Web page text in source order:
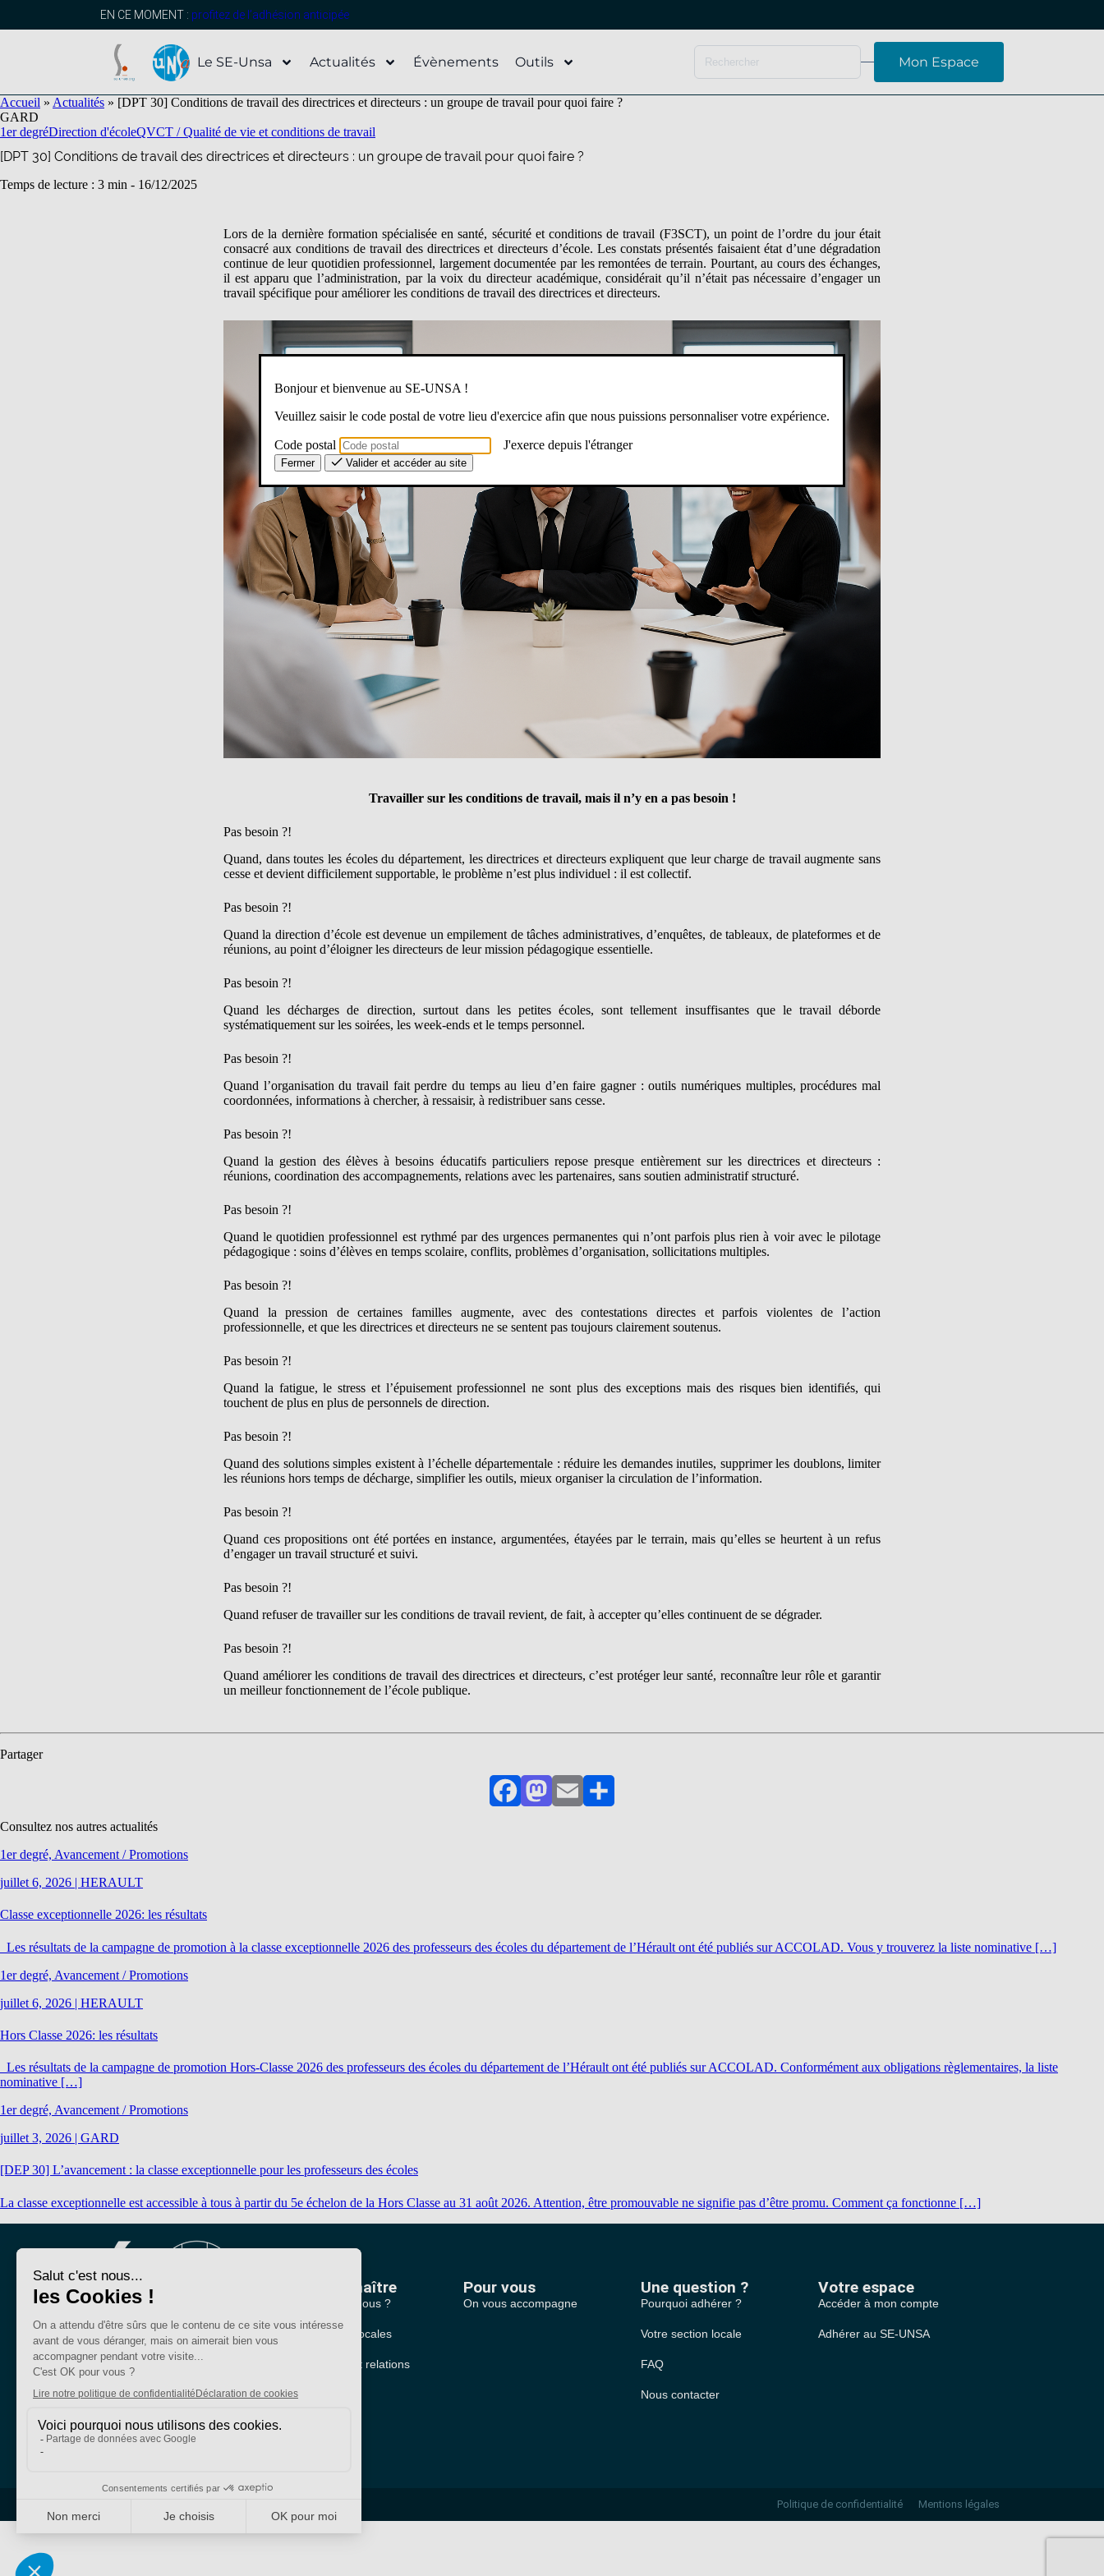
EN CE MOMENT : profitez de l’adhésion anticipée
Le SE-Unsa Actualités Évènements Outils Mon Espace
Accueil » Actualités » [DPT 30] Conditions de travail des directrices et directeurs : un groupe de travail pour quoi faire ?
GARD
1er degréDirection d'écoleQVCT / Qualité de vie et conditions de travail
[DPT 30] Conditions de travail des directrices et directeurs : un groupe de travail pour quoi faire ?
Temps de lecture : 3 min - 16/12/2025
Lors de la dernière formation spécialisée en santé, sécurité et conditions de travail (F3SCT), un point de l’ordre du jour était
consacré aux conditions de travail des directrices et directeurs d’école. Les constats présentés faisaient état d’une dégradation
continue de leur quotidien professionnel, largement documentée par les remontées de terrain. Pourtant, au cours des échanges,
il est apparu que l’administration, par la voix du directeur académique, considérait qu’il n’était pas nécessaire d’engager un
travail spécifique pour améliorer les conditions de travail des directrices et directeurs.
Travailler sur les conditions de travail, mais il n’y en a pas besoin !
Pas besoin ?!
Quand, dans toutes les écoles du département, les directrices et directeurs expliquent que leur charge de travail augmente sans
cesse et devient difficilement supportable, le problème n’est plus individuel : il est collectif.
Pas besoin ?!
Quand la direction d’école est devenue un empilement de tâches administratives, d’enquêtes, de tableaux, de plateformes et de
réunions, au point d’éloigner les directeurs de leur mission pédagogique essentielle.
Pas besoin ?!
Quand les décharges de direction, surtout dans les petites écoles, sont tellement insuffisantes que le travail déborde
systématiquement sur les soirées, les week-ends et le temps personnel.
Pas besoin ?!
Quand l’organisation du travail fait perdre du temps au lieu d’en faire gagner : outils numériques multiples, procédures mal
coordonnées, informations à chercher, à ressaisir, à redistribuer sans cesse.
Pas besoin ?!
Quand la gestion des élèves à besoins éducatifs particuliers repose presque entièrement sur les directrices et directeurs :
réunions, coordination des accompagnements, relations avec les partenaires, sans soutien administratif structuré.
Pas besoin ?!
Quand le quotidien professionnel est rythmé par des urgences permanentes qui n’ont parfois plus rien à voir avec le pilotage
pédagogique : soins d’élèves en temps scolaire, conflits, problèmes d’organisation, sollicitations multiples.
Pas besoin ?!
Quand la pression de certaines familles augmente, avec des contestations directes et parfois violentes de l’action
professionnelle, et que les directrices et directeurs ne se sentent pas toujours clairement soutenus.
Pas besoin ?!
Quand la fatigue, le stress et l’épuisement professionnel ne sont plus des exceptions mais des risques bien identifiés, qui
touchent de plus en plus de personnels de direction.
Pas besoin ?!
Quand des solutions simples existent à l’échelle départementale : réduire les demandes inutiles, supprimer les doublons, limiter
les réunions hors temps de décharge, simplifier les outils, mieux organiser la circulation de l’information.
Pas besoin ?!
Quand ces propositions ont été portées en instance, argumentées, étayées par le terrain, mais qu’elles se heurtent à un refus
d’engager un travail structuré et suivi.
Pas besoin ?!
Quand refuser de travailler sur les conditions de travail revient, de fait, à accepter qu’elles continuent de se dégrader.
Pas besoin ?!
Quand améliorer les conditions de travail des directrices et directeurs, c’est protéger leur santé, reconnaître leur rôle et garantir
un meilleur fonctionnement de l’école publique.
Partager
FacebookMastodon
EmailPartager
Consultez nos autres actualités
1er degré, Avancement / Promotions
juillet 6, 2026 | HERAULT
Classe exceptionnelle 2026: les résultats
Les résultats de la campagne de promotion à la classe exceptionnelle 2026 des professeurs des écoles du département de l’Hérault ont été publiés sur ACCOLAD. Vous y trouverez la liste nominative […]
1er degré, Avancement / Promotions
juillet 6, 2026 | HERAULT
Hors Classe 2026: les résultats
Les résultats de la campagne de promotion Hors-Classe 2026 des professeurs des écoles du département de l’Hérault ont été publiés sur ACCOLAD. Conformément aux obligations règlementaires, la liste
nominative […]
1er degré, Avancement / Promotions
juillet 3, 2026 | GARD
[DEP 30] L’avancement : la classe exceptionnelle pour les professeurs des écoles
La classe exceptionnelle est accessible à tous à partir du 5e échelon de la Hors Classe au 31 août 2026. Attention, être promouvable ne signifie pas d’être promu. Comment ça fonctionne […]
Bien plus qu'un
syndicat
Nous connaître
Qui sommes-nous ?
Nos sections locales
Partenariats et relations
Pour vous
On vous accompagne
Une question ?
Pourquoi adhérer ?
Votre section locale
FAQ
Nous contacter
Votre espace
Accéder à mon compte
Adhérer au SE-UNSA
SE-Unsa est un syndicat de l’UNSA
Politique de confidentialité Mentions légales
Bonjour et bienvenue au SE-UNSA !
Veuillez saisir le code postal de votre lieu d'exercice afin que nous puissions personnaliser votre expérience.
Code postal J'exerce depuis l'étranger
Fermer Valider et accéder au site